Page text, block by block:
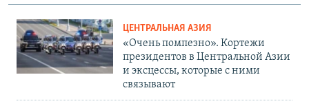
ЦЕНТРАЛЬНАЯ АЗИЯ
«Очень помпезно». Кортежи
президентов в Центральной Азии
и эксцессы, которые с ними
связывают